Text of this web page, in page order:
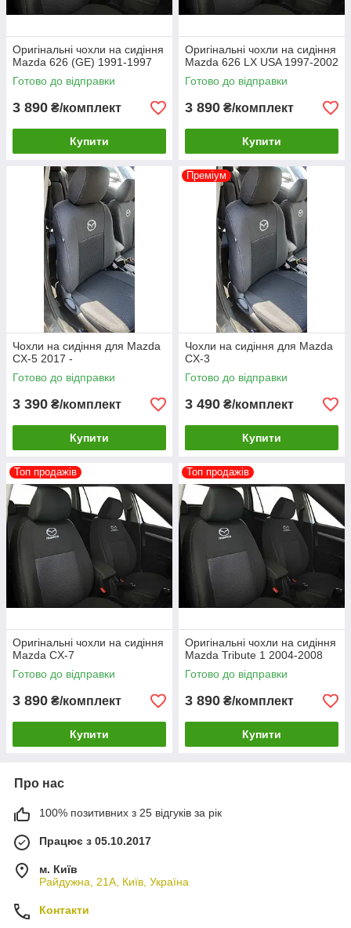
Оригінальні чохли на сидіння
Mazda 626 (GE) 1991-1997
Готово до відправки
3 890 ₴/комплект
Купити
Оригінальні чохли на сидіння
Mazda 626 LX USA 1997-2002
Готово до відправки
3 890 ₴/комплект
Купити
Чохли на сидіння для Mazda
CX-5 2017 -
Готово до відправки
3 390 ₴/комплект
Купити
Преміум
Чохли на сидіння для Mazda
CX-3
Готово до відправки
3 490 ₴/комплект
Купити
Топ продажів
Оригінальні чохли на сидіння
Mazda CX-7
Готово до відправки
3 890 ₴/комплект
Купити
Топ продажів
Оригінальні чохли на сидіння
Mazda Tribute 1 2004-2008
Готово до відправки
3 890 ₴/комплект
Купити
Про нас
100% позитивних з 25 відгуків за рік
Працює з 05.10.2017
м. Київ
Райдужна, 21А, Київ, Україна
Контакти